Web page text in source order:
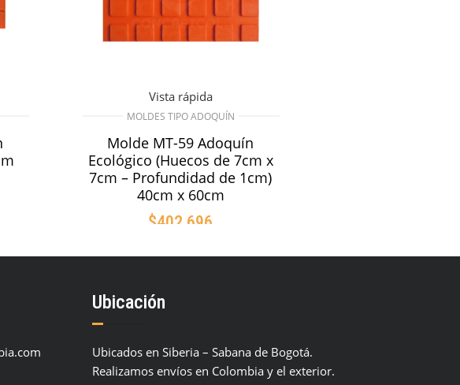
Vista rápida
MOLDES TIPO ADOQUÍN
Molde MT-59 Adoquín
Ecológico (Huecos de 7cm x
7cm – Profundidad de 1cm)
40cm x 60cm
$402.696
AÑADIR AL CARRITO
Ubicación
Ubicados en Siberia – Sabana de Bogotá.
Realizamos envíos en Colombia y el exterior.